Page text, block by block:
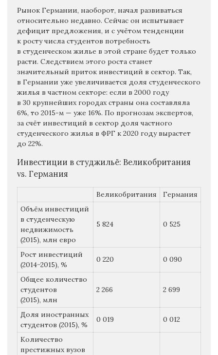
Рынок Германии, наоборот, начал развиваться
относительно недавно. Сейчас он испытывает
дефицит предложения, и с учётом тенденции
к росту числа студентов потребность
в студенческом жилье в этой стране будет только
расти. Следствием этого роста станет
значительный приток инвестиций в сектор. Так,
в Германии уже увеличивается доля студенческого
жилья в частном секторе: если в 2000 году
в 30 крупнейших городах страны она составляла
6%, то 2015-м — уже 16%. По прогнозам экспертов,
за счёт инвестиций в сектор доля частного
студенческого жилья в ФРГ к 2020 году вырастет
до 22%.
Инвестиции в студжильё: Великобритания
vs. Германия
Великобритания
Германия
Объём инвестиций
в студенческую
недвижимость
(2015), млн евро
5 824 0 525
Рост инвестиций
(2014−2015), %
0 220 0 090
Общее количество
студентов
(2015), млн
2 266 2 699
Доля иностранных
студентов (2015), %
0 019 0 012
Количество
престижных вузов